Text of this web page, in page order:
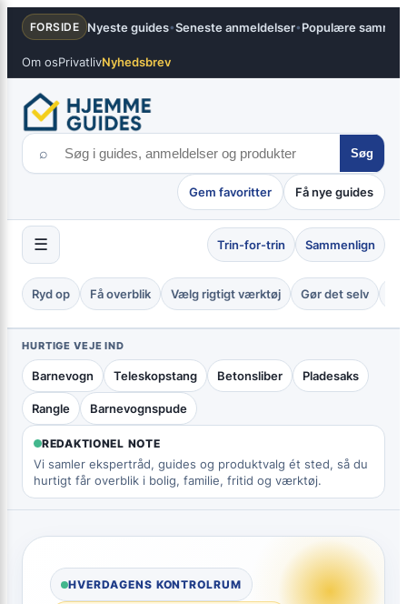
Spring
indhold
FORSIDE Nyeste guides•Seneste anmeldelser• Populære
Om osPrivatlivNyhedsbrev
⌕ Søg
Gem favoritter Få nye guides
☰ Trin-for-trin Sammenlign
Ryd op Få overblik Vælg rigtigt værktøj Gør det selv
HURTIGE VEJE IND
Barnevogn Teleskopstang Betonsliber Pladesaks
Rangle Barnevognspude
REDAKTIONEL NOTE
Vi samler ekspertråd, guides og produktvalg ét sted, så du
hurtigt får overblik i bolig, familie, fritid og værktøj.
HVERDAGENS KONTROLRUM